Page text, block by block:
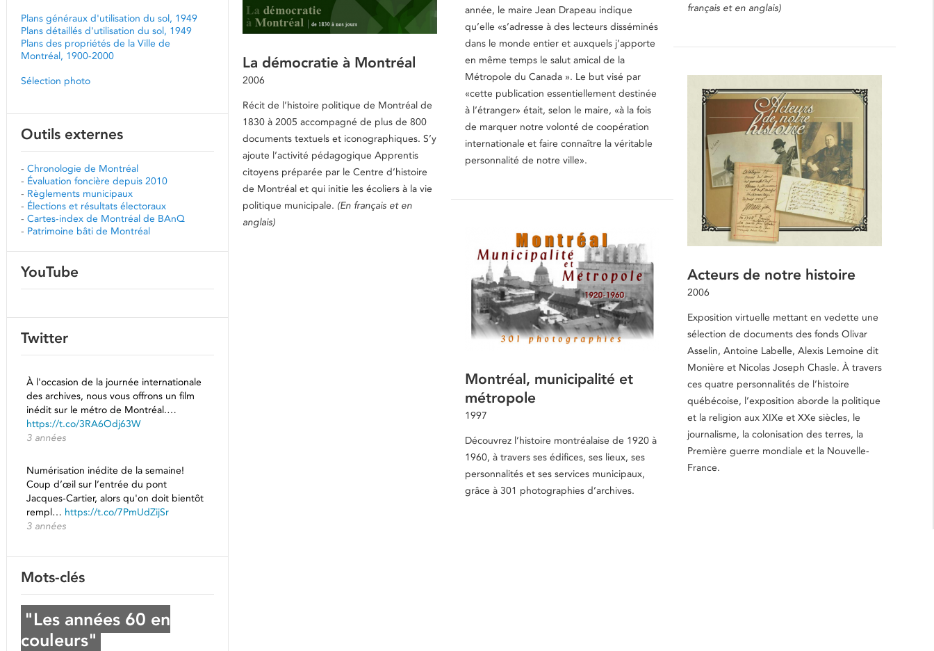
année, le maire Jean Drapeau indique
qu’elle «s’adresse à des lecteurs disséminés
dans le monde entier et auxquels j’apporte
en même temps le salut amical de la
Métropole du Canada ». Le but visé par
«cette publication essentiellement destinée
à l’étranger» était, selon le maire, «à la fois
de marquer notre volonté de coopération
internationale et faire connaître la véritable
personnalité de notre ville».
français et en anglais)
La démocratie à Montréal
2006
Récit de l’histoire politique de Montréal de
1830 à 2005 accompagné de plus de 800
documents textuels et iconographiques. S’y
ajoute l’activité pédagogique Apprentis
citoyens préparée par le Centre d’histoire
de Montréal et qui initie les écoliers à la vie
politique municipale. (En français et en
anglais)
Acteurs de notre histoire
2006
Exposition virtuelle mettant en vedette une
sélection de documents des fonds Olivar
Asselin, Antoine Labelle, Alexis Lemoine dit
Monière et Nicolas Joseph Chasle. À travers
ces quatre personnalités de l’histoire
québécoise, l’exposition aborde la politique
et la religion aux XIXe et XXe siècles, le
journalisme, la colonisation des terres, la
Première guerre mondiale et la Nouvelle-
France.
Montréal, municipalité et
métropole
1997
Découvrez l’histoire montréalaise de 1920 à
1960, à travers ses édifices, ses lieux, ses
personnalités et ses services municipaux,
grâce à 301 photographies d’archives.
Plans généraux d'utilisation du sol, 1949
Plans détaillés d'utilisation du sol, 1949
Plans des propriétés de la Ville de
Montréal, 1900-2000
Sélection photo
Outils externes
- Chronologie de Montréal
- Évaluation foncière depuis 2010
- Règlements municipaux
- Élections et résultats électoraux
- Cartes-index de Montréal de BAnQ
- Patrimoine bâti de Montréal
YouTube
Twitter
À l'occasion de la journée internationale
des archives, nous vous offrons un film
inédit sur le métro de Montréal.…
https://t.co/3RA6Odj63W
3 années
Numérisation inédite de la semaine!
Coup d’œil sur l’entrée du pont
Jacques-Cartier, alors qu'on doit bientôt
rempl… https://t.co/7PmUdZijSr
3 années
Mots-clés
"Les années 60 en
couleurs"